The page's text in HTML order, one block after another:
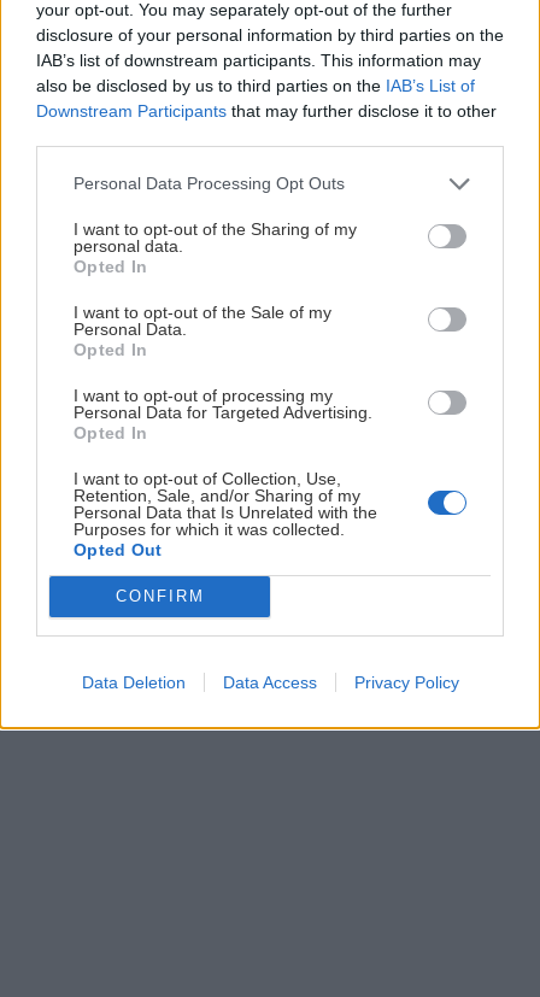
your opt-out. You may separately opt-out of the further
disclosure of your personal information by third parties on the
IAB’s list of downstream participants. This information may
also be disclosed by us to third parties on the IAB’s List of
Downstream Participants that may further disclose it to other
Personal Data Processing Opt Outs
I want to opt-out of the Sharing of my
personal data.
Opted In
I want to opt-out of the Sale of my
Personal Data.
Opted In
I want to opt-out of processing my
Personal Data for Targeted Advertising.
Opted In
I want to opt-out of Collection, Use,
Retention, Sale, and/or Sharing of my
Personal Data that Is Unrelated with the
Purposes for which it was collected.
Opted Out
CONFIRM
Data Deletion Data Access Privacy Policy
Tags:
#Slovensko #trasy na skialp #Veľká Studená dolina
#Veľká Zmrzlá dolina #Vysoké Tatry
Podobné články
Tatranská Haute Route za jeden deň